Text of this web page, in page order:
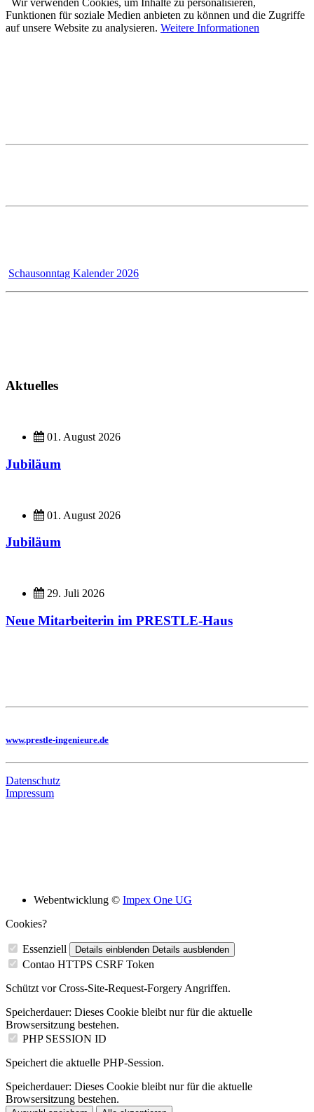
Funktionen für soziale Medien anbieten zu können und die Zugriffe
auf unsere Website zu analysieren. Weitere Informationen
Schausonntag Kalender 2026
Aktuelles
01. August 2026
Jubiläum
01. August 2026
Jubiläum
29. Juli 2026
Neue Mitarbeiterin im PRESTLE-Haus
www.prestle-ingenieure.de
Datenschutz
Impressum
Webentwicklung © Impex One UG
Cookies?
Essenziell Details einblenden Details ausblenden
Contao HTTPS CSRF Token
Schützt vor Cross-Site-Request-Forgery Angriffen.
Speicherdauer: Dieses Cookie bleibt nur für die aktuelle
Browsersitzung bestehen.
PHP SESSION ID
Speichert die aktuelle PHP-Session.
Speicherdauer: Dieses Cookie bleibt nur für die aktuelle
Browsersitzung bestehen.